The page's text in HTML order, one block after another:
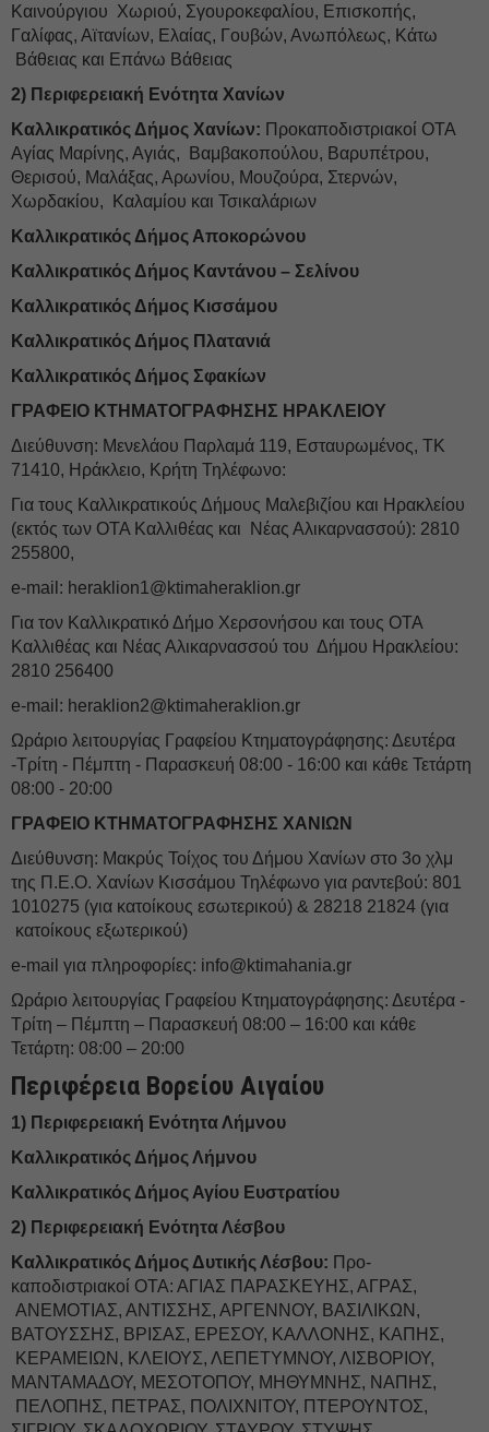
Καινούργιου Χωριού, Σγουροκεφαλίου, Επισκοπής,
Γαλίφας, Αϊτανίων, Ελαίας, Γουβών, Ανωπόλεως, Κάτω
Βάθειας και Επάνω Βάθειας
2) Περιφερειακή Ενότητα Χανίων
Καλλικρατικός Δήμος Χανίων: Προκαποδιστριακοί ΟΤΑ
Αγίας Μαρίνης, Αγιάς,
Βαμβακοπούλου, Βαρυπέτρου,
Θερισού, Μαλάξας, Αρωνίου, Μουζούρα, Στερνών,
Χωρδακίου,
Καλαμίου και Τσικαλάριων
Καλλικρατικός Δήμος Αποκορώνου
Καλλικρατικός Δήμος Καντάνου – Σελίνου
Καλλικρατικός Δήμος Κισσάμου
Καλλικρατικός Δήμος Πλατανιά
Καλλικρατικός Δήμος Σφακίων
ΓΡΑΦΕΙΟ ΚΤΗΜΑΤΟΓΡΑΦΗΣΗΣ ΗΡΑΚΛΕΙΟΥ
Διεύθυνση: Μενελάου Παρλαμά 119, Εσταυρωμένος, ΤΚ
71410, Ηράκλειο, Κρήτη Τηλέφωνο:
Για τους Καλλικρατικούς Δήμους Μαλεβιζίου και Ηρακλείου
(εκτός των ΟΤΑ Καλλιθέας και Νέας Αλικαρνασσού): 2810
255800,
e-mail: heraklion1@ktimaheraklion.gr
Για τον Καλλικρατικό Δήμο Χερσονήσου και τους ΟΤΑ
Καλλιθέας και Νέας Αλικαρνασσού του Δήμου Ηρακλείου:
2810 256400
e-mail: heraklion2@ktimaheraklion.gr
Ωράριο λειτουργίας Γραφείου Κτηματογράφησης: Δευτέρα
-Τρίτη - Πέμπτη - Παρασκευή 08:00 - 16:00 και κάθε Τετάρτη
08:00 - 20:00
ΓΡΑΦΕΙΟ ΚΤΗΜΑΤΟΓΡΑΦΗΣΗΣ ΧΑΝΙΩΝ
Διεύθυνση: Μακρύς Τοίχος του Δήμου Χανίων στο 3ο χλμ
της Π.Ε.Ο. Χανίων Κισσάμου Τηλέφωνο για ραντεβού: 801
1010275 (για κατοίκους εσωτερικού) & 28218 21824 (για
κατοίκους εξωτερικού)
e-mail για πληροφορίες: info@ktimahania.gr
Ωράριο λειτουργίας Γραφείου Κτηματογράφησης: Δευτέρα -
Τρίτη – Πέμπτη – Παρασκευή 08:00 – 16:00 και κάθε
Τετάρτη: 08:00 – 20:00
Περιφέρεια Βορείου Αιγαίου
1) Περιφερειακή Ενότητα Λήμνου
Καλλικρατικός Δήμος Λήμνου
Καλλικρατικός Δήμος Αγίου Ευστρατίου
2) Περιφερειακή Ενότητα Λέσβου
Καλλικρατικός Δήμος Δυτικής Λέσβου: Προ-
καποδιστριακοί ΟΤΑ: ΑΓΙΑΣ ΠΑΡΑΣΚΕΥΗΣ, ΑΓΡΑΣ,
ΑΝΕΜΟΤΙΑΣ, ΑΝΤΙΣΣΗΣ, ΑΡΓΕΝΝΟΥ, ΒΑΣΙΛΙΚΩΝ,
ΒΑΤΟΥΣΣΗΣ, ΒΡΙΣΑΣ, ΕΡΕΣΟΥ, ΚΑΛΛΟΝΗΣ, ΚΑΠΗΣ,
ΚΕΡΑΜΕΙΩΝ, ΚΛΕΙΟΥΣ, ΛΕΠΕΤΥΜΝΟΥ, ΛΙΣΒΟΡΙΟΥ,
ΜΑΝΤΑΜΑΔΟΥ, ΜΕΣΟΤΟΠΟΥ, ΜΗΘΥΜΝΗΣ, ΝΑΠΗΣ,
ΠΕΛΟΠΗΣ, ΠΕΤΡΑΣ, ΠΟΛΙΧΝΙΤΟΥ, ΠΤΕΡΟΥΝΤΟΣ,